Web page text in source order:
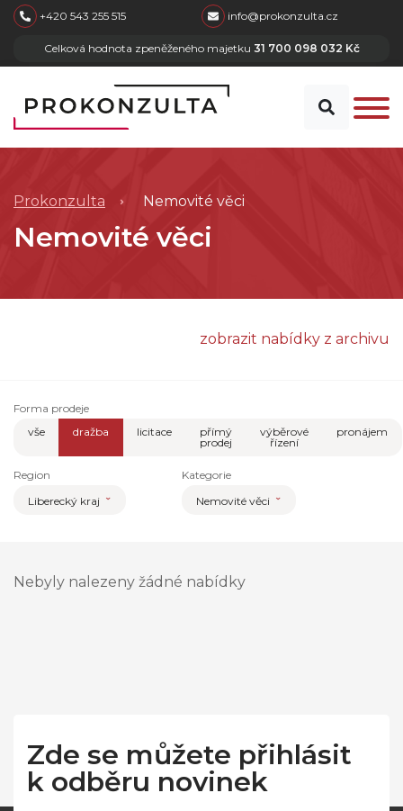
skip to main content
+420 543 255 515 info@prokonzulta.cz
Celková hodnota zpeněženého majetku 31 700 098 032 Kč
Prokonzulta Nemovité věci
Nemovité věci
zobrazit nabídky z archivu
Forma prodeje
vše
dražba licitace
přímý
prodej
výběrové
řízení
pronájem
Region
Liberecký kraj
Kategorie
Nemovité věci
Nebyly nalezeny žádné nabídky
Zde se můžete přihlásit
k odběru novinek